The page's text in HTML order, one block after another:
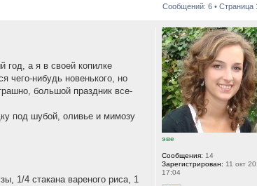
Сообщений: 6 • Страница
год, а я в своей копилке
чего-нибудь новенького, но
большой праздник все-
под шубой, оливье и мимозу
1/4 стакана вареного риса, 1
эве
Сообщения: 14
Зарегистрирован: 11 окт
17:04